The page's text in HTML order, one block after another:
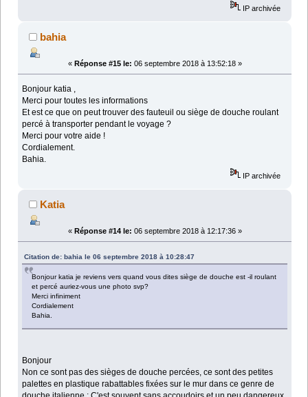
IP archivée
bahia
« Réponse #15 le: 06 septembre 2018 à 13:52:18 »
Bonjour katia ,
Merci pour toutes les informations
Et est ce que on peut trouver des fauteuil ou siège de douche roulant
percé à transporter pendant le voyage ?
Merci pour votre aide !
Cordialement.
Bahia.
IP archivée
Katia
« Réponse #14 le: 06 septembre 2018 à 12:17:36 »
Citation de: bahia le 06 septembre 2018 à 10:28:47
Bonjour katia je reviens vers quand vous dites siège de douche est -il roulant
et percé auriez-vous une photo svp?
Merci infiniment
Cordialement
Bahia.
Bonjour
Non ce sont pas des sièges de douche percées, ce sont des petites
palettes en plastique rabattables fixées sur le mur dans ce genre de